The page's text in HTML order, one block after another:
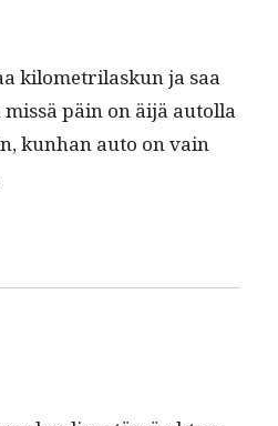
kilo­metri­laskun ja saa
päin on äijä autol­la
kun­han auto on vain